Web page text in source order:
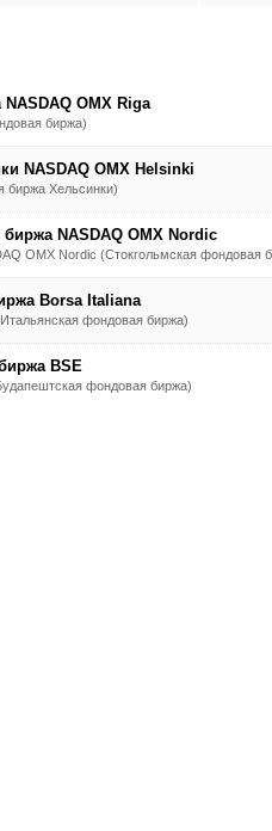
OMX Riga
биржа)
NASDAQ OMX Helsinki
биржа Хельсинки)
NASDAQ OMX Nordic
OMX Nordic (Стокгольмская фондовая
Borsa Italiana
фондовая биржа)
BSE
фондовая биржа)